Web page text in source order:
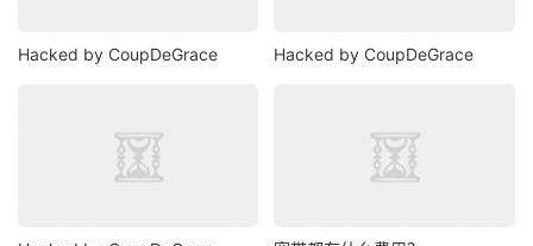
Hacked by CoupDeGrace Hacked by CoupDeGrace